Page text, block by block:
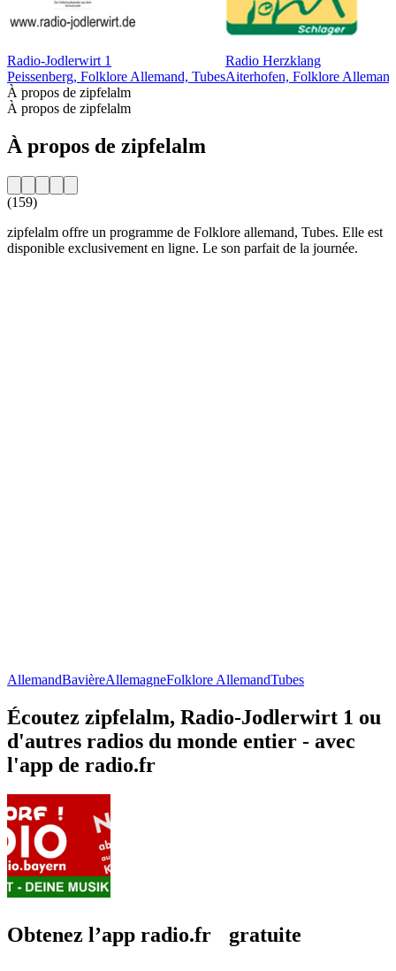
Radio-Jodlerwirt 1
Peissenberg, Folklore Allemand, Tubes
Radio Herzklang
Aiterhofen, Folklore
À propos de zipfelalm
À propos de zipfelalm
À propos de zipfelalm
(159)
zipfelalm offre un programme de Folklore allemand, Tubes. Elle est
disponible exclusivement en ligne. Le son parfait de la journée.
AllemandBavièreAllemagneFolklore AllemandTubes
Écoutez zipfelalm, Radio-Jodlerwirt 1 ou
d'autres radios du monde entier - avec
l'app de radio.fr
Obtenez l’app radio.fr gratuite